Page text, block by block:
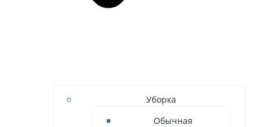
Уборка
Обычная